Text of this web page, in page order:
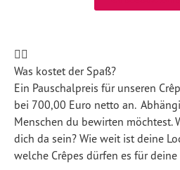
Was kostet der Spaß?
Ein Pauschalpreis für unseren
bei 700,00 Euro netto an.
Menschen du bewirten möchtest.
dich da sein? Wie weit ist deine
welche Crêpes dürfen es für deine